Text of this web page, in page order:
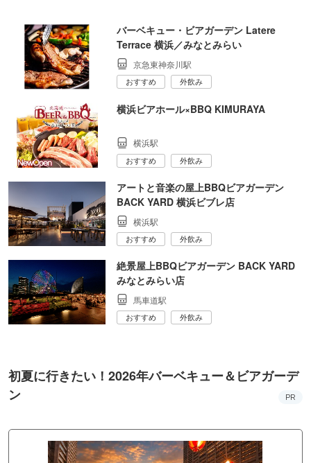
バーベキュー・ビアガーデン Latere
Terrace 横浜／みなとみらい
京急東神奈川駅
おすすめ 外飲み
横浜ビアホール×BBQ KIMURAYA
横浜駅
おすすめ 外飲み
アートと音楽の屋上BBQビアガーデン
BACK YARD 横浜ビブレ店
横浜駅
おすすめ 外飲み
絶景屋上BBQビアガーデン BACK YARD
みなとみらい店
馬車道駅
おすすめ 外飲み
初夏に行きたい！2026年バーベキュー＆ビアガーデ
ン
PR